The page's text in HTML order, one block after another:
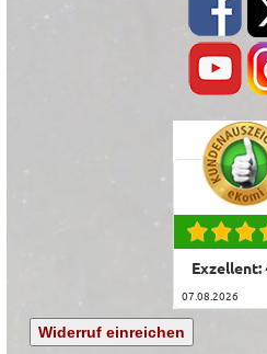
Exzellent:
07.08.2026
Widerruf einreichen